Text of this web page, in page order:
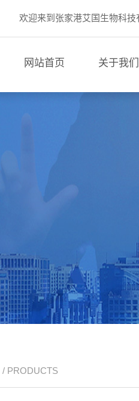
欢迎来到张家港艾国生物科技
网站首页 关于我们
/ PRODUCTS